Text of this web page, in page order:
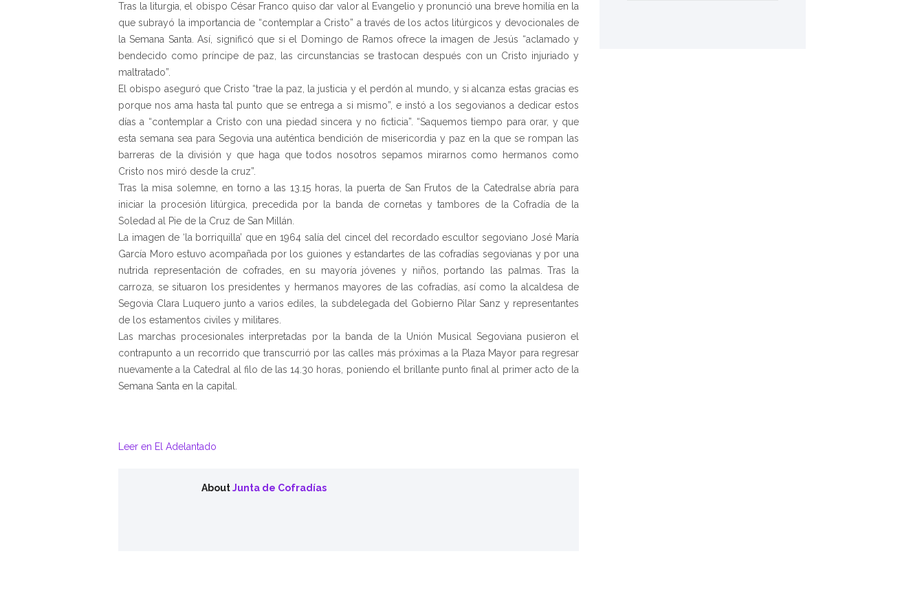
Tras la liturgia, el obispo César Franco quiso dar valor al Evangelio y pronunció una breve homilía en la
que subrayó la importancia de “contemplar a Cristo” a través de los actos litúrgicos y devocionales de
la Semana Santa. Así, significó que si el Domingo de Ramos ofrece la imagen de Jesús “aclamado y
bendecido como príncipe de paz, las circunstancias se trastocan después con un Cristo injuriado y
maltratado”.
El obispo aseguró que Cristo “trae la paz, la justicia y el perdón al mundo, y si alcanza estas gracias es
porque nos ama hasta tal punto que se entrega a si mismo”, e instó a los segovianos a dedicar estos
días a “contemplar a Cristo con una piedad sincera y no ficticia”. “Saquemos tiempo para orar, y que
esta semana sea para Segovia una auténtica bendición de misericordia y paz en la que se rompan las
barreras de la división y que haga que todos nosotros sepamos mirarnos como hermanos como
Cristo nos miró desde la cruz”.
Tras la misa solemne, en torno a las 13.15 horas, la puerta de San Frutos de la Catedralse abría para
iniciar la procesión litúrgica, precedida por la banda de cornetas y tambores de la Cofradía de la
Soledad al Pie de la Cruz de San Millán.
La imagen de ‘la borriquilla’ que en 1964 salía del cincel del recordado escultor segoviano José María
García Moro estuvo acompañada por los guiones y estandartes de las cofradías segovianas y por una
nutrida representación de cofrades, en su mayoría jóvenes y niños, portando las palmas. Tras la
carroza, se situaron los presidentes y hermanos mayores de las cofradías, así como la alcaldesa de
Segovia Clara Luquero junto a varios ediles, la subdelegada del Gobierno Pilar Sanz y representantes
de los estamentos civiles y militares.
Las marchas procesionales interpretadas por la banda de la Unión Musical Segoviana pusieron el
contrapunto a un recorrido que transcurrió por las calles más próximas a la Plaza Mayor para regresar
nuevamente a la Catedral al filo de las 14.30 horas, poniendo el brillante punto final al primer acto de la
Semana Santa en la capital.
Leer en El Adelantado
AboutJunta de Cofradías